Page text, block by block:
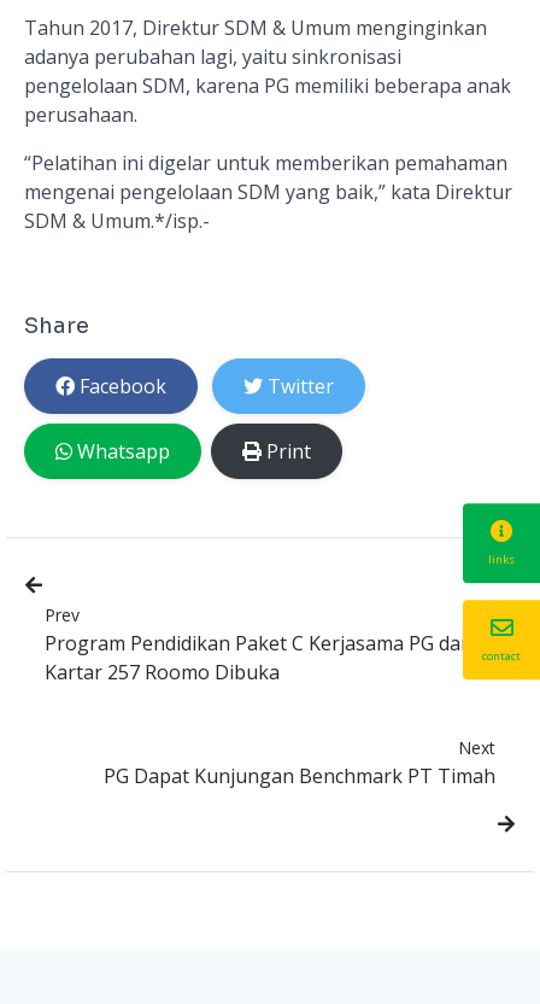
Tahun 2017, Direktur SDM & Umum menginginkan
adanya perubahan lagi, yaitu sinkronisasi
pengelolaan SDM, karena PG memiliki beberapa anak
perusahaan.
“Pelatihan ini digelar untuk memberikan pemahaman
mengenai pengelolaan SDM yang baik,” kata Direktur
SDM & Umum.*/isp.-
Share
Facebook Twitter
Whatsapp Print
Prev
Program Pendidikan Paket C Kerjasama PG dan
Kartar 257 Roomo Dibuka
Next
PG Dapat Kunjungan Benchmark PT Timah
links
contact